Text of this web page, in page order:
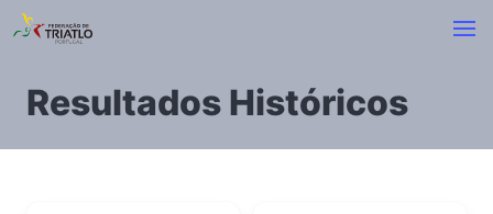
Resultados Históricos